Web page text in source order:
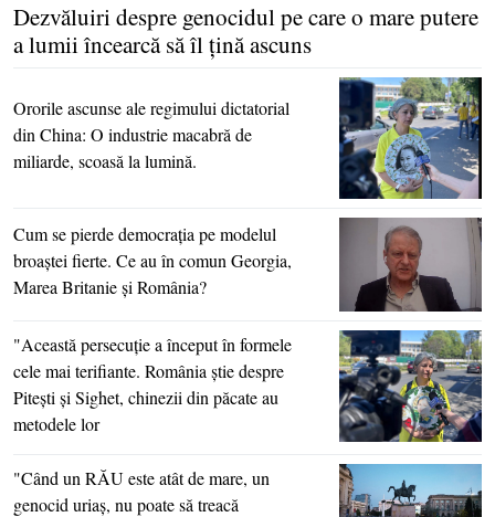
Dezvăluiri despre genocidul pe care o mare putere
a lumii încearcă să îl ţină ascuns
Ororile ascunse ale regimului dictatorial
din China: O industrie macabră de
miliarde, scoasă la lumină.
Cum se pierde democraţia pe modelul
broaştei fierte. Ce au în comun Georgia,
Marea Britanie şi România?
"Această persecuţie a început în formele
cele mai terifiante. România ştie despre
Piteşti şi Sighet, chinezii din păcate au
metodele lor
"Când un RĂU este atât de mare, un
genocid uriaş, nu poate să treacă